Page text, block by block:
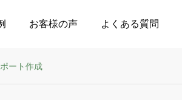
お客様の声 よくある質問
ート作成